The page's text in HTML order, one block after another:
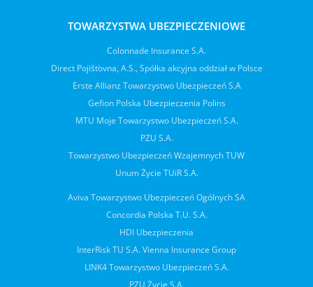
TOWARZYSTWA UBEZPIECZENIOWE
Colonnade Insurance S.A.
Direct Pojišťovna, A.S., Spółka akcyjna oddział w Polsce
Erste Allianz Towarzystwo Ubezpieczeń S.A
Gefion Polska Ubezpieczenia Polins
MTU Moje Towarzystwo Ubezpieczeń S.A.
PZU S.A.
Towarzystwo Ubezpieczeń Wzajemnych TUW
Unum Życie TUiR S.A.
Aviva Towarzystwo Ubezpieczeń Ogólnych SA
Concordia Polska T.U. S.A.
HDI Ubezpieczenia
InterRisk TU S.A. Vienna Insurance Group
LINK4 Towarzystwo Ubezpieczeń S.A.
PZU Życie S.A.